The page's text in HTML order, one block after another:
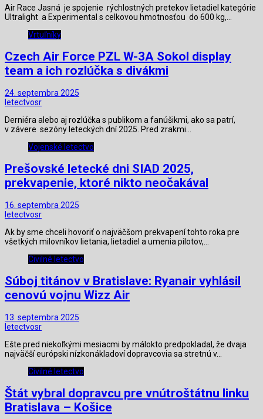
Air Race Jasná je spojenie rýchlostných pretekov lietadiel kategórie
Ultralight a Experimental s celkovou hmotnosťou do 600 kg,…
Vrtuľníky
Czech Air Force PZL W-3A Sokol display
team a ich rozlúčka s divákmi
24. septembra 2025
letectvosr
Derniéra alebo aj rozlúčka s publikom a fanúšikmi, ako sa patrí,
v závere sezóny leteckých dní 2025. Pred zrakmi…
Vojenské letectvo
Prešovské letecké dni SIAD 2025,
prekvapenie, ktoré nikto neočakával
16. septembra 2025
letectvosr
Ak by sme chceli hovoriť o najväčšom prekvapení tohto roka pre
všetkých milovníkov lietania, lietadiel a umenia pilotov,…
Civilné letectvo
Súboj titánov v Bratislave: Ryanair vyhlásil
cenovú vojnu Wizz Air
13. septembra 2025
letectvosr
Ešte pred niekoľkými mesiacmi by málokto predpokladal, že dvaja
najväčší európski nízkonákladoví dopravcovia sa stretnú v…
Civilné letectvo
Štát vybral dopravcu pre vnútroštátnu linku
Bratislava – Košice